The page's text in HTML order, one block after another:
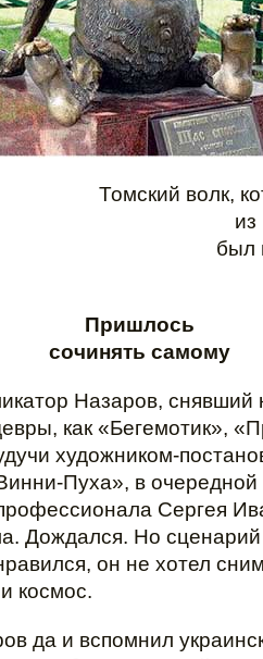
Томский волк,
из
был
Пришлось
сочинять самому
Назаров, снявший
как «Бегемотик»,
художником-
Пуха», в
Сергея
Дождался. Но
он не хотел
космос.
да и вспомнил